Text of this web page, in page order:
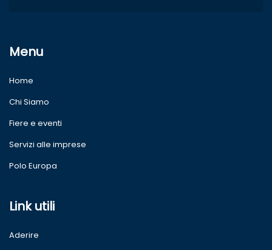
Menu
Home
Chi Siamo
Fiere e eventi
Servizi alle imprese
Polo Europa
Link utili
Aderire